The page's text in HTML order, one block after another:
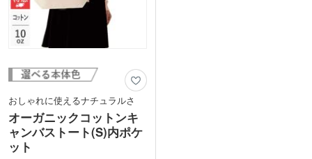
おしゃれに使えるナチュラルさ
オーガニックコットンキ
ャンバストート(S)内ポケ
ット